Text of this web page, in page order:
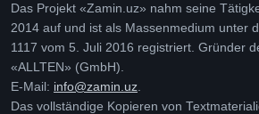
Das Projekt «Zamin.uz» nahm seine
2014 auf und ist als Massenmedium unter
1117 vom 5. Juli 2016 registriert. Gründer
«ALLTEN» (GmbH).
E-Mail: info@zamin.uz
Das vollständige Kopieren von